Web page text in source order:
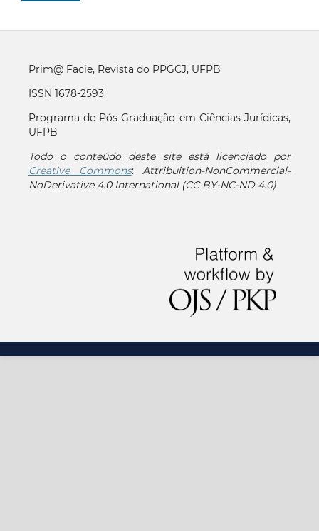
Prim@ Facie, Revista do PPGCJ, UFPB
ISSN 1678-2593
Programa de Pós-Graduação em Ciências Jurídicas,
UFPB
Todo o conteúdo deste site está licenciado por
Creative Commons:Attribuition-NonCommercial-
NoDerivative 4.0 International (CC BY-NC-ND 4.0)